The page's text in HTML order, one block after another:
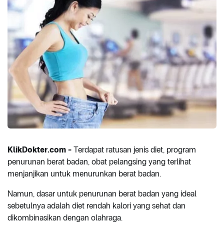
KlikDokter.com - Terdapat ratusan jenis diet, program
penurunan berat badan, obat pelangsing yang terlihat
menjanjikan untuk menurunkan berat badan.
Namun, dasar untuk penurunan berat badan yang ideal
sebetulnya adalah diet rendah kalori yang sehat dan
dikombinasikan dengan olahraga.